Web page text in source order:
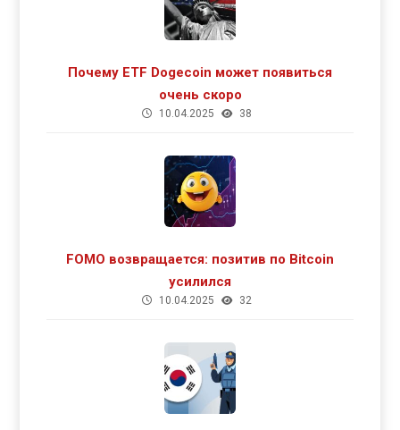
Почему ETF Dogecoin может появиться
очень скоро
10.04.2025 38
FOMO возвращается: позитив по Bitcoin
усилился
10.04.2025 32